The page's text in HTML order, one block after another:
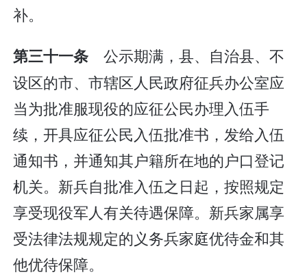
补。
第三十一条 公示期满，县、自治县、不
设区的市、市辖区人民政府征兵办公室应
当为批准服现役的应征公民办理入伍手
续，开具应征公民入伍批准书，发给入伍
通知书，并通知其户籍所在地的户口登记
机关。新兵自批准入伍之日起，按照规定
享受现役军人有关待遇保障。新兵家属享
受法律法规规定的义务兵家庭优待金和其
他优待保障。